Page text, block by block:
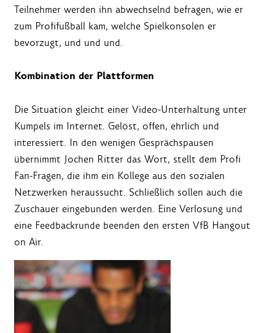
Teilnehmer werden ihn abwechselnd befragen, wie er
zum Profifußball kam, welche Spielkonsolen er
bevorzugt, und und und.
Kombination der Plattformen
Die Situation gleicht einer Video-Unterhaltung unter
Kumpels im Internet. Gelöst, offen, ehrlich und
interessiert. In den wenigen Gesprächspausen
übernimmt Jochen Ritter das Wort, stellt dem Profi
Fan-Fragen, die ihm ein Kollege aus den sozialen
Netzwerken heraussucht. Schließlich sollen auch die
Zuschauer eingebunden werden. Eine Verlosung und
eine Feedbackrunde beenden den ersten VfB Hangout
on Air.